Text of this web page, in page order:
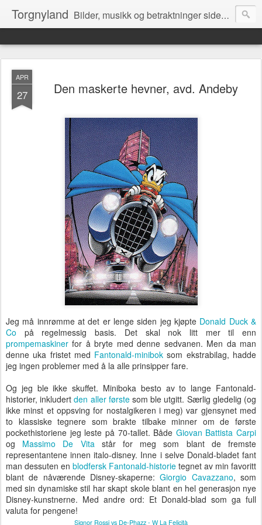
Torgnyland Bilder, musikk og betraktninger siden 2008
APR
27 Den maskerte hevner, avd. Andeby
Jeg må innrømme at det er lenge siden jeg kjøpte Donald Duck &
Co på regelmessig basis. Det skal nok litt mer til enn
prompemaskiner for å bryte med denne sedvanen. Men da man
denne uka fristet med Fantonald-minibok som ekstrabilag, hadde
jeg ingen problemer med å la alle prinsipper fare.
Og jeg ble ikke skuffet. Miniboka besto av to lange Fantonald-
historier, inkludertden aller førstesom ble utgitt. Særlig gledelig (og
ikke minst et oppsving for nostalgikeren i meg) var gjensynet med
to klassiske tegnere som brakte tilbake minner om de første
pockethistoriene jeg leste på 70-tallet. Både Giovan Battista Carpi
og Massimo De Vitastår for meg som blant de fremste
representantene innen italo-disney. Inne i selve Donald-bladet fant
man dessuten en blodfersk Fantonald-historie tegnet av min favoritt
blant de nåværende Disney-skaperne:Giorgio Cavazzano, som
med sin dynamiske stil har skapt skole blant en hel generasjon nye
Disney-kunstnerne. Med andre ord: Et Donald-blad som ga full
valuta for pengene!
Signor Rossi vs De-Phazz - W La Felicità